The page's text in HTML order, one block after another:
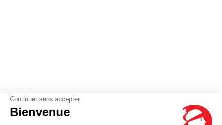
Continuer sans accepter
Bienvenue